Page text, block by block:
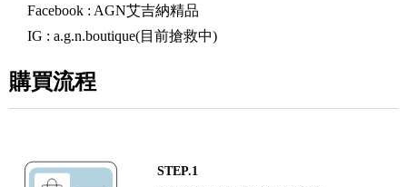
Facebook : AGN艾吉納精品
IG : a.g.n.boutique(目前搶救中)
購買流程
STEP.1